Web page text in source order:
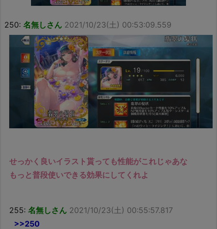
250: 名無しさん 2021/10/23(土) 00:53:09.559
せっかく良いイラスト貰っても性能がこれじゃあな
もっと普段使いできる効果にしてくれよ
255: 名無しさん 2021/10/23(土) 00:55:57.817
>>250